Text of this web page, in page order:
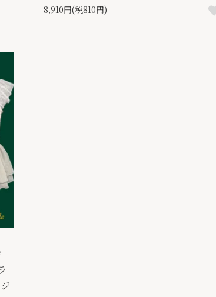
8,910円(税810円)